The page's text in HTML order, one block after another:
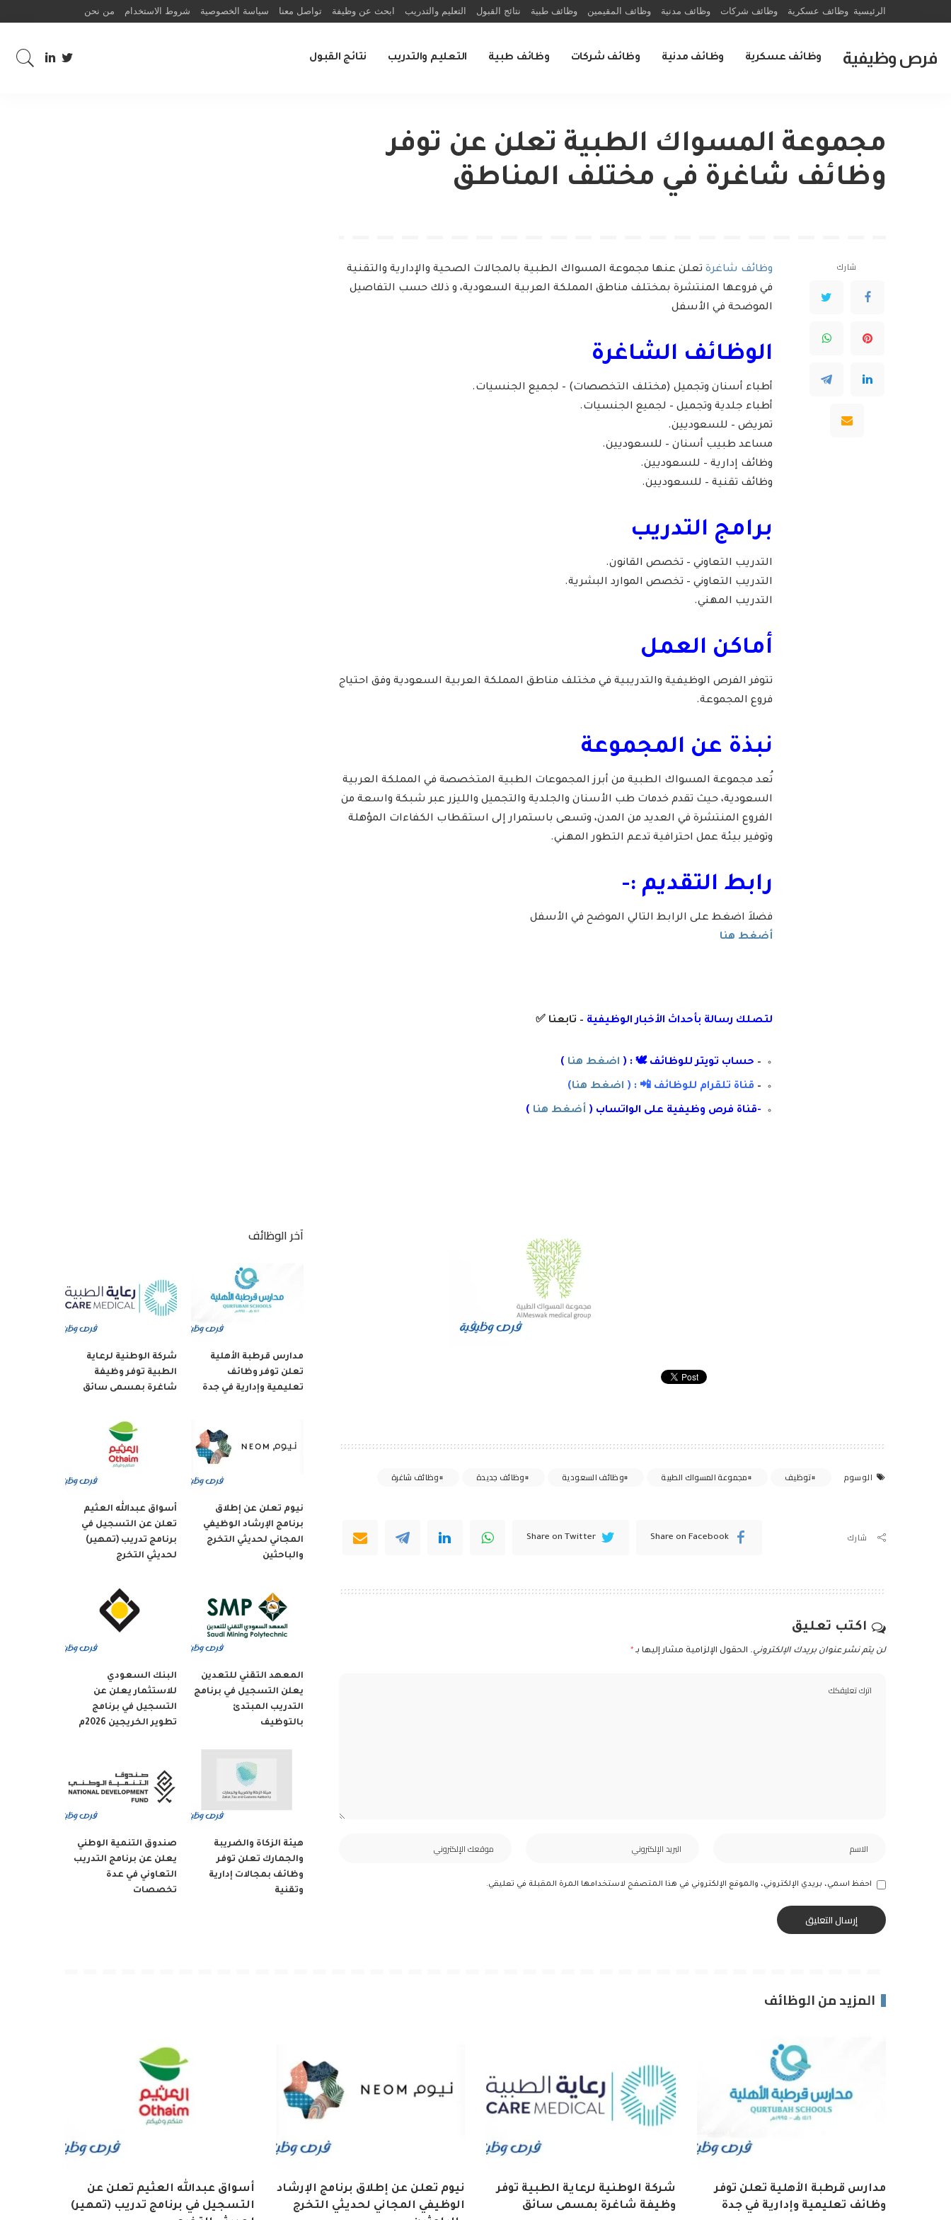
الرئيسية وظائف عسكرية وظائف شركات وظائف مدنية وظائف المقيمين وظائف طبية نتائج القبول التعليم والتدريب ابحث عن وظيفة تواصل معنا سياسة الخصوصية شروط الاستخدام من نحن
فرص وظيفية وظائف عسكرية وظائف مدنية وظائف شركات وظائف طبية التعليم والتدريب نتائج القبول
مجموعة المسواك الطبية تعلن عن توفر
وظائف شاغرة في مختلف المناطق
شارك وظائف شاغرة تعلن عنها مجموعة المسواك الطبية بالمجالات الصحية والإدارية والتقنية
في فروعها المنتشرة بمختلف مناطق المملكة العربية السعودية، و ذلك حسب التفاصيل
الموضحة في الأسفل
الوظائف الشاغرة
أطباء أسنان وتجميل (مختلف التخصصات) – لجميع الجنسيات.
أطباء جلدية وتجميل – لجميع الجنسيات.
تمريض – للسعوديين.
مساعد طبيب أسنان – للسعوديين.
وظائف إدارية – للسعوديين.
وظائف تقنية – للسعوديين.
برامج التدريب
التدريب التعاوني – تخصص القانون.
التدريب التعاوني – تخصص الموارد البشرية.
التدريب المهني.
أماكن العمل
تتوفر الفرص الوظيفية والتدريبية في مختلف مناطق المملكة العربية السعودية وفق احتياج
فروع المجموعة.
نبذة عن المجموعة
تُعد مجموعة المسواك الطبية من أبرز المجموعات الطبية المتخصصة في المملكة العربية
السعودية، حيث تقدم خدمات طب الأسنان والجلدية والتجميل والليزر عبر شبكة واسعة من
الفروع المنتشرة في العديد من المدن، وتسعى باستمرار إلى استقطاب الكفاءات المؤهلة
وتوفير بيئة عمل احترافية تدعم التطور المهني.
رابط التقديم :-
فضلاَ اضغط على الرابط التالي الموضح في الأسفل
أضغط هنا
لتصلك رسالة بأحداث الأخبار الوظيفية – تابعنا ✅
– حساب تويتر للوظائف 🕊 : ( اضغط هنا )
– قناة تلقرام للوظائف 📲 : ( اضغط هنا)
-قناة فرص وظيفية على الواتساب ( أضغط هنا )
الوسوم توظيف مجموعة المسواك الطبية وظائف السعودية وظائف جديدة وظائف شاغرة
شارك Share on Facebook
Share on Twitter
اكتب تعليق
لن يتم نشر عنوان بريدك الإلكتروني. الحقول الإلزامية مشار إليها بـ *
احفظ اسمي، بريدي الإلكتروني، والموقع الإلكتروني في هذا المتصفح لاستخدامها المرة المقبلة في تعليقي.
آخر الوظائف
مدارس قرطبة الأهلية
تعلن توفر وظائف
تعليمية وإدارية في جدة
شركة الوطنية لرعاية
الطبية توفر وظيفة
شاغرة بمسمى سائق
نيوم تعلن عن إطلاق
برنامج الإرشاد الوظيفي
المجاني لحديثي التخرج
والباحثين
أسواق عبدالله العثيم
تعلن عن التسجيل في
برنامج تدريب (تمهير)
لحديثي التخرج
المعهد التقني للتعدين
يعلن التسجيل في برنامج
التدريب المبتدئ
بالتوظيف
البنك السعودي
للاستثمار يعلن عن
التسجيل في برنامج
تطوير الخريجين 2026م
هيئة الزكاة والضريبة
والجمارك تعلن توفر
وظائف بمجالات إدارية
وتقنية
صندوق التنمية الوطني
يعلن عن برنامج التدريب
التعاوني في عدة
تخصصات
المزيد من الوظائف
مدارس قرطبة الأهلية تعلن توفر
وظائف تعليمية وإدارية في جدة
شركة الوطنية لرعاية الطبية توفر
وظيفة شاغرة بمسمى سائق
نيوم تعلن عن إطلاق برنامج الإرشاد
الوظيفي المجاني لحديثي التخرج
أسواق عبدالله العثيم تعلن عن
التسجيل في برنامج تدريب (تمهير)